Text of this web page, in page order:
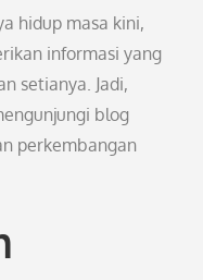
hidup masa kini,
informasi yang
setianya. Jadi,
blog
perkembangan